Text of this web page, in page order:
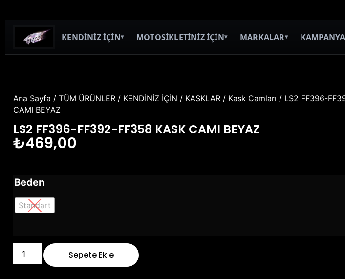
KENDİNİZ İÇİN▾ MOTOSİKLETİNİZ İÇİN▾ MARKALAR▾
Ana Sayfa / TÜM ÜRÜNLER/ KENDİNİZ İÇİN / KASKLAR/ Kask Camları / LS2 FF396-
CAMI BEYAZ
LS2 FF396-FF392-FF358 KASK CAMI BEYAZ
₺469,00
Beden
Standart
Sepete Ekle